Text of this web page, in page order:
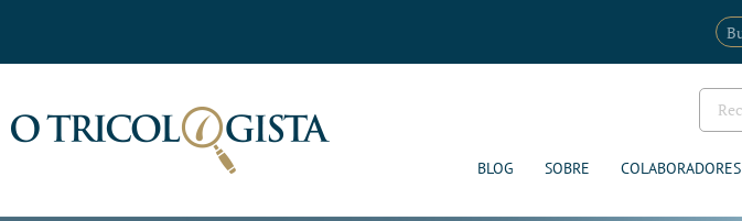
BLOG SOBRE COLABORADORES